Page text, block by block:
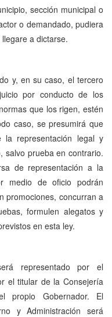
sección municipal o
o demandado, pudiera
a dictarse.
y, en su caso, el tercero
por conducto de los
que los rigen, estén
caso, se presumirá que
representación legal y
salvo prueba en contrario.
de representación a la
medio de oficio podrán
promociones, concurran a
formulen alegatos y
en esta ley.
representado por el
el titular de la Consejería
propio Gobernador. El
y Administración será